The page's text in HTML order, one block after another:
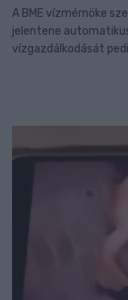
A BME vízmérnöke
jelentene
vízgazdálkodását